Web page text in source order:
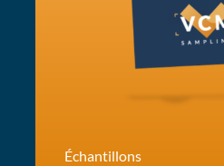
Échantillons